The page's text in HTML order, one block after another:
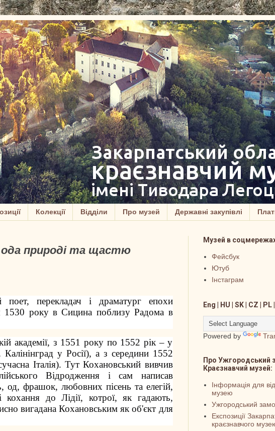
Колекції Відділи Про музей Державні закупівлі
ода природі та щастю
перекладач і драматург епохи
1530 року в Сицина поблизу Радома в
академії, з 1551 року по 1552 рік – у
Калінінград у Росії), а з середини 1552
Італія). Тут Кохановський вивчив
Відродження і сам написав
од, фрашок, любовних пісень та елегій,
кохання до Лідії, котрої, як гадають,
вигадана Кохановським як об'єкт для
Музей в
Фейсбук
Ютуб
Інстаграм
Eng | HU | SK | CZ | PL
Powered by
Про Ужгородський
Краєзнавчий музей:
Інформація для
музею
Ужгородський
Експозиції
краєзнавчого